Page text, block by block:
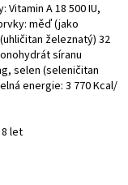
Vitamin A 18 500 IU,
měď (jako
železnatý) 32
síranu
selen (seleničitan
energie: 3 770 Kcal/
let